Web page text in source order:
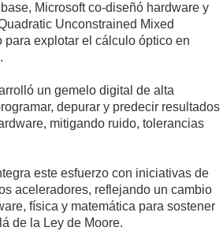
Microsoft co-diseñó hardware y
Unconstrained Mixed
para explotar el cálculo óptico en
un gemelo digital de alta
depurar y predecir resultados
mitigando ruido, tolerancias
este esfuerzo con iniciativas de
aceleradores, reflejando un cambio
física y matemática para sostener
de la Ley de Moore.